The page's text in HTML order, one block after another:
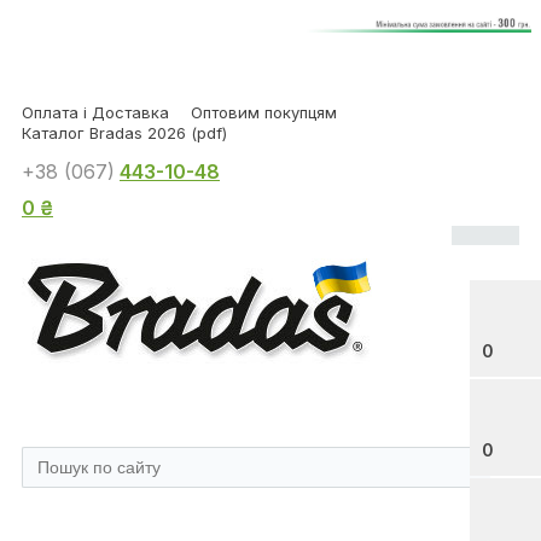
Оплата і Доставка
Оптовим покупцям
Каталог Bradas 2026 (pdf)
0
0
+38 (067) 443-10-48
0 ₴